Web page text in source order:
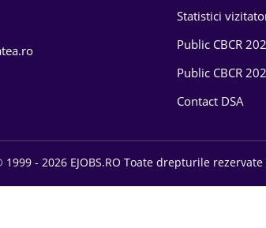
Statistici
Public CBCR
Public CBCR
Contact DSA
1999 - 2026 EJOBS.RO Toate drepturile rezervate